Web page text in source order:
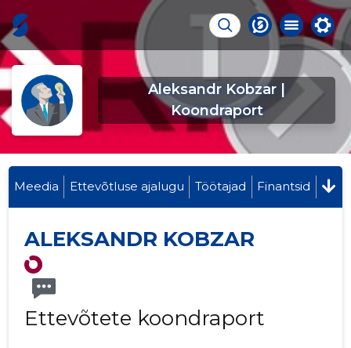
Aleksandr Kobzar |
Koondraport
Meedia Ettevõtluse ajalugu Töötajad Finantsid
ALEKSANDR KOBZAR
Ettevõtete koondraport